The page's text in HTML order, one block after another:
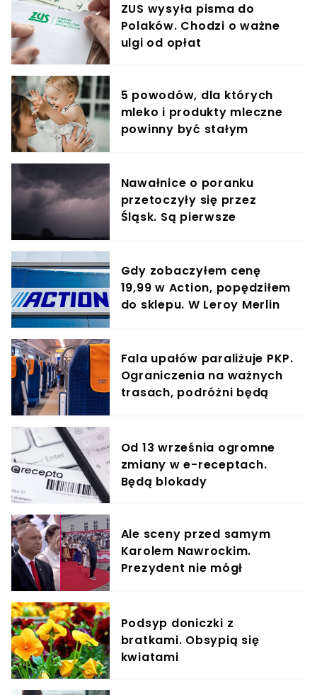
ZUS wysyła pisma do
Polaków. Chodzi o ważne
ulgi od opłat
5 powodów, dla których
mleko i produkty mleczne
powinny być stałym
Nawałnice o poranku
przetoczyły się przez
Śląsk. Są pierwsze
Gdy zobaczyłem cenę
19,99 w Action, popędziłem
do sklepu. W Leroy Merlin
Fala upałów paraliżuje PKP.
Ograniczenia na ważnych
trasach, podróżni będą
Od 13 września ogromne
zmiany w e-receptach.
Będą blokady
Ale sceny przed samym
Karolem Nawrockim.
Prezydent nie mógł
Podsyp doniczki z
bratkami. Obsypią się
kwiatami